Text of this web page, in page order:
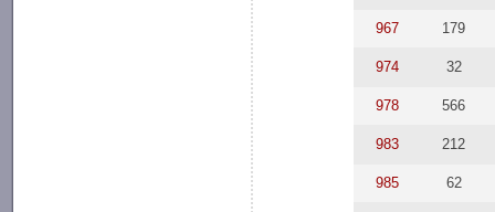
967 179
974 32
978 566
983 212
985 62